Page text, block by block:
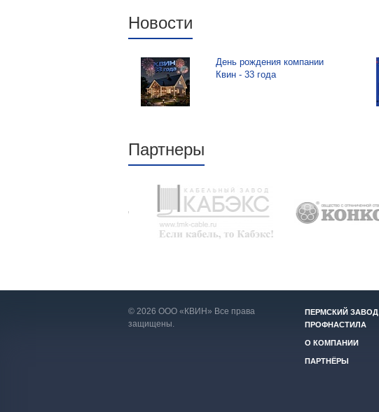
Новости
День рождения компании
Квин - 33 года
Партнеры
© 2026 ООО «КВИН» Все права
защищены.
ПЕРМСКИЙ ЗАВОД
ПРОФНАСТИЛА
О КОМПАНИИ
ПАРТНЁРЫ